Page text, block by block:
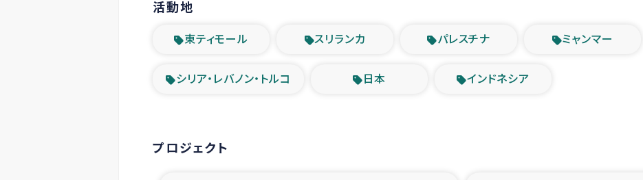
活動地
東ティモール スリランカ パレスチナ ミャンマー
シリア・レバノン・トルコ 日本 インドネシア
プロジェクト